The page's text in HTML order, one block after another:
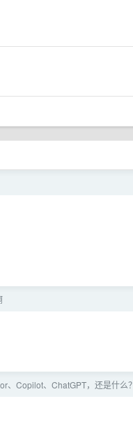
、Copilot、ChatGPT，还是什么？